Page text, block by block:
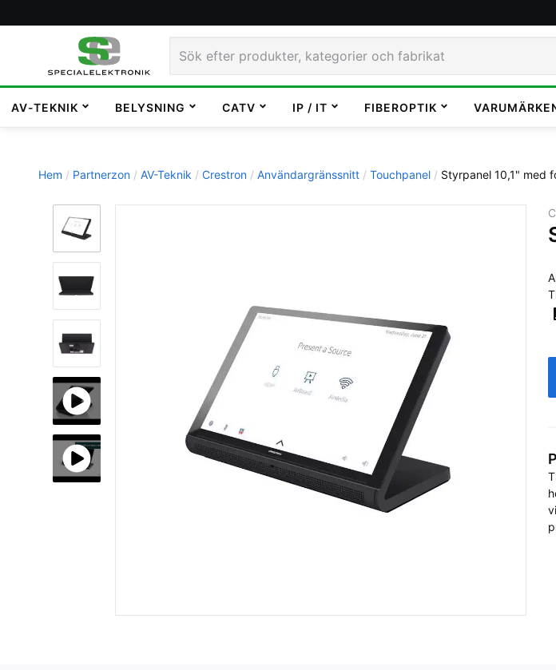
AV-TEKNIK BELYSNING CATV IP / IT FIBEROPTIK
Hem Partnerzon AV-Teknik Crestron Användargränssnitt Touchpanel Styrpanel 10,1" med